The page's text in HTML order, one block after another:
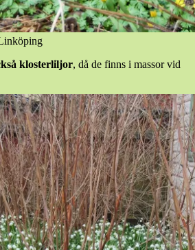
klosterliljor, då de finns i massor vid